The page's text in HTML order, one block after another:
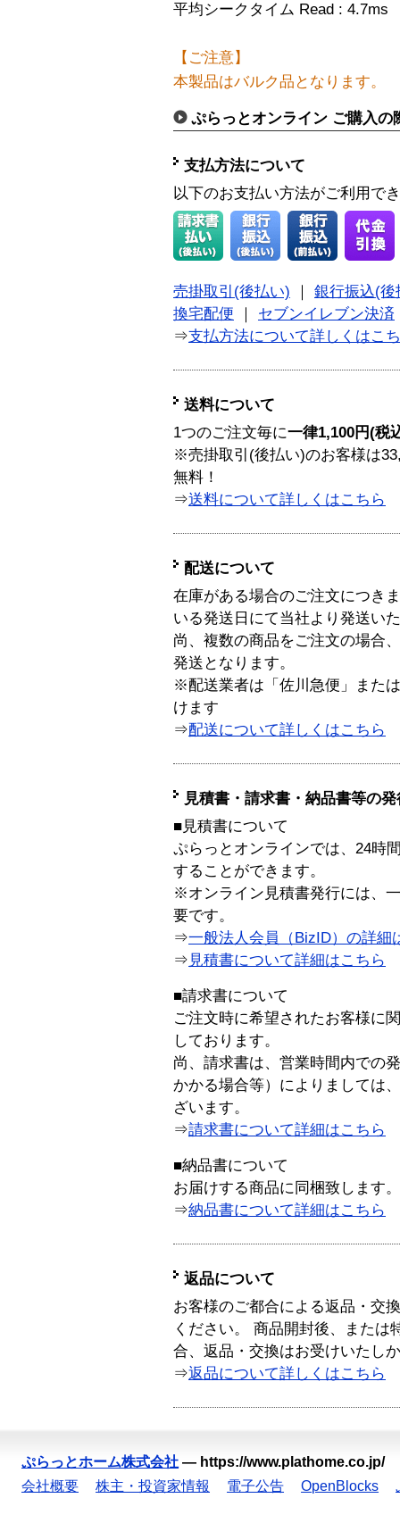
平均シークタイム Read : 4.7ms
【ご注意】
本製品はバルク品となります。
ぷらっとオンライン ご購入の
支払方法について
以下のお支払い方法がご利用で
売掛取引(後払い)
銀行振込(後
換宅配便
セブンイレブン決済
⇒支払方法について詳しくはこ
送料について
1つのご注文毎に一律1,100円(税
※売掛取引(後払い)のお客様は
無料！
⇒送料について詳しくはこちら
配送について
在庫がある場合のご注文につき
いる発送日にて当社より発送い
尚、複数の商品をご注文の場合
発送となります。
※配送業者は「佐川急便」また
けます
⇒配送について詳しくはこちら
見積書・請求書・納品書等の
■見積書について
ぷらっとオンラインでは、24時
することができます。
※オンライン見積書発行には、
要です。
⇒一般法人会員（BizID）の詳細
⇒ 見積書について詳細はこちら
■請求書について
ご注文時に希望されたお客様に
しております。
尚、請求書は、営業時間内での
かかる場合等）によりましては
ざいます。
⇒請求書について詳細はこちら
■納品書について
お届けする商品に同梱致します。
⇒納品書について詳細はこちら
返品について
お客様のご都合による返品・交
ください。 商品開封後、または
合、返品・交換はお受けいたし
⇒返品について詳しくはこちら
ぷらっとホーム株式会社 — https://www.plathome.co.jp/
会社概要
株主・投資家情報 電子公告 OpenBlocks